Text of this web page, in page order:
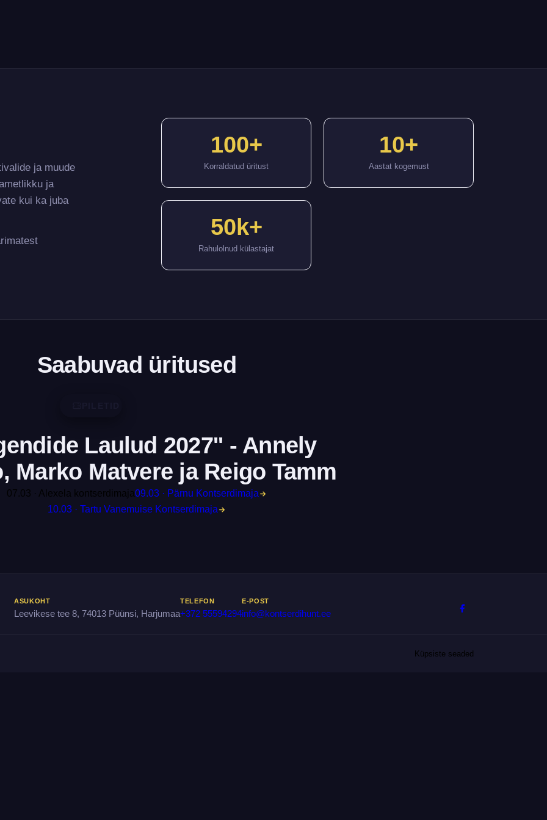
ja muude
ja
kui ka juba
100+
Korraldatud üritust
10+
Aastat kogemust
50k+
Rahulolnud külastajat
Saabuvad üritused
Laulud 2027'' - Annely
Marko Matvere ja Reigo Tamm
07.03 · Alexela kontserdimaja 09.03 · Pärnu Kontserdimaja
ASUKOHT TELEFON E-POST